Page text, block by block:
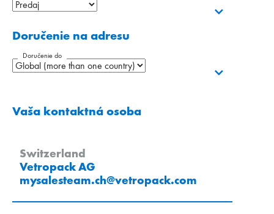
Doručenie na adresu
Doručenie do
Vaša kontaktná osoba
Switzerland
Vetropack AG
mysalesteam.ch@vetropack.com